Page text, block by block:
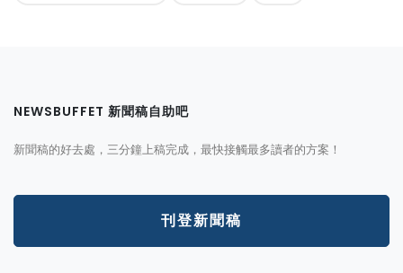
NEWSBUFFET 新聞稿自助吧
新聞稿的好去處，三分鐘上稿完成，最快接觸最多讀者的方案！
刊登新聞稿